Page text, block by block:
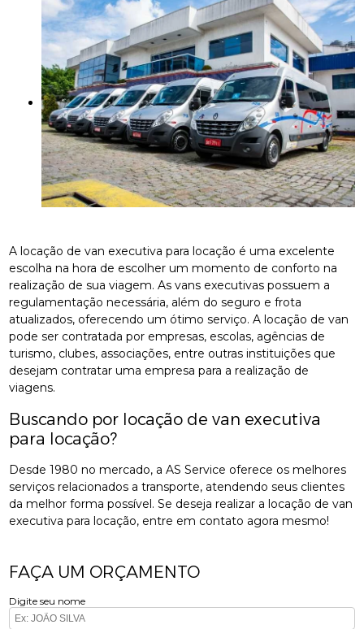
A locação de van executiva para locação é uma excelente
escolha na hora de escolher um momento de conforto na
realização de sua viagem. As vans executivas possuem a
regulamentação necessária, além do seguro e frota
atualizados, oferecendo um ótimo serviço. A locação de van
pode ser contratada por empresas, escolas, agências de
turismo, clubes, associações, entre outras instituições que
desejam contratar uma empresa para a realização de
viagens.
Buscando por locação de van executiva
para locação?
Desde 1980 no mercado, a AS Service oferece os melhores
serviços relacionados a transporte, atendendo seus clientes
da melhor forma possível. Se deseja realizar a locação de van
executiva para locação, entre em contato agora mesmo!
FAÇA UM ORÇAMENTO
Digite seu nome